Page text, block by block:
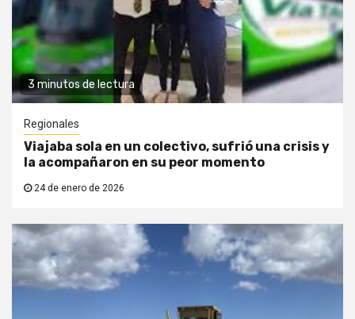
3 minutos de lectura
Regionales
Viajaba sola en un colectivo, sufrió una crisis y
la acompañaron en su peor momento
24 de enero de 2026